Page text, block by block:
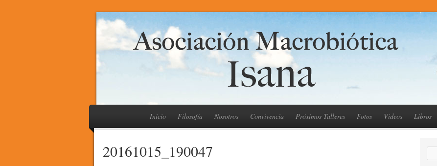
Inicio Filosofía Nosotros Convivencia Próximos Talleres Fotos Videos Libros
20161015_190047